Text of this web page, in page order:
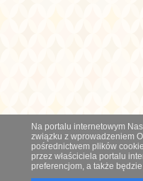
Na portalu internetowym
związku z wprowadzeniem
pośrednictwem plików
przez właściciela portalu
preferencjom, a także